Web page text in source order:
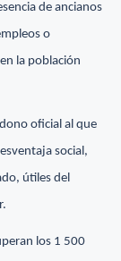
de ancianos
o
la población
oficial al que
social,
útiles del
los 1 500